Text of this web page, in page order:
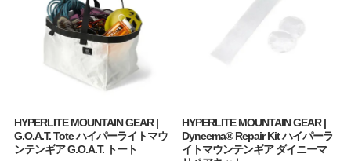
HYPERLITE MOUNTAIN GEAR |
G.O.A.T. Tote ハイパーライトマウ
ンテンギア G.O.A.T. トート
HYPERLITE MOUNTAIN GEAR |
Dyneema® Repair Kit ハイパーラ
イトマウンテンギア ダイニーマ